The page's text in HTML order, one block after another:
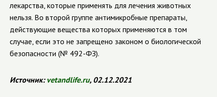
лекарства, которые применять для лечения животных
нельзя. Во второй группе антимикробные препараты,
действующие вещества которых применяются в том
случае, если это не запрещено законом о биологической
безопасности (№ 492-ФЗ).
Источник:vetandlife.ru, 02.12.2021